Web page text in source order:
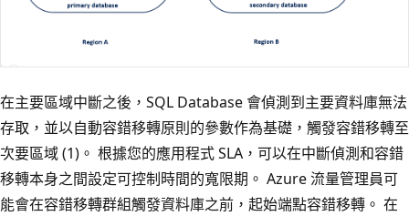
在主要區域中斷之後，SQL Database 會偵測到主要資料庫無法
存取，並以自動容錯移轉原則的參數作為基礎，觸發容錯移轉至
次要區域 (1)。 根據您的應用程式 SLA，可以在中斷偵測和容錯
移轉本身之間設定可控制時間的寬限期。 Azure 流量管理員可
能會在容錯移轉群組觸發資料庫之前，起始端點容錯移轉。 在